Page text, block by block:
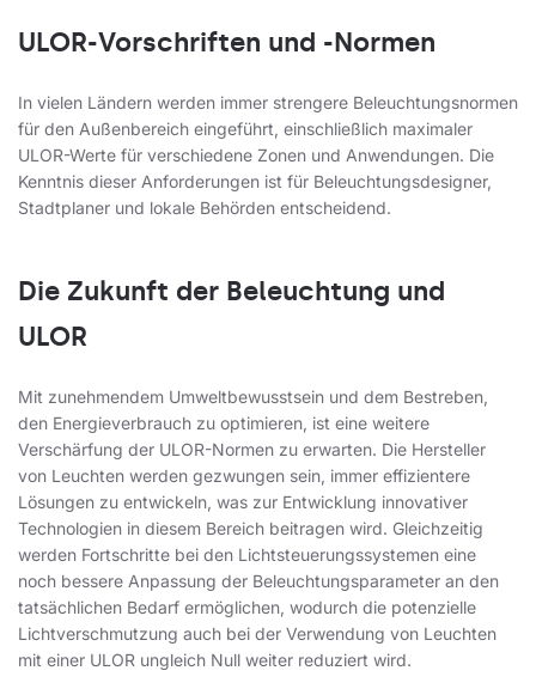
ULOR-Vorschriften und -Normen
In vielen Ländern werden immer strengere Beleuchtungsnormen
für den Außenbereich eingeführt, einschließlich maximaler
ULOR-Werte für verschiedene Zonen und Anwendungen. Die
Kenntnis dieser Anforderungen ist für Beleuchtungsdesigner,
Stadtplaner und lokale Behörden entscheidend.
Die Zukunft der Beleuchtung und
ULOR
Mit zunehmendem Umweltbewusstsein und dem Bestreben,
den Energieverbrauch zu optimieren, ist eine weitere
Verschärfung der ULOR-Normen zu erwarten. Die Hersteller
von Leuchten werden gezwungen sein, immer effizientere
Lösungen zu entwickeln, was zur Entwicklung innovativer
Technologien in diesem Bereich beitragen wird. Gleichzeitig
werden Fortschritte bei den Lichtsteuerungssystemen eine
noch bessere Anpassung der Beleuchtungsparameter an den
tatsächlichen Bedarf ermöglichen, wodurch die potenzielle
Lichtverschmutzung auch bei der Verwendung von Leuchten
mit einer ULOR ungleich Null weiter reduziert wird.